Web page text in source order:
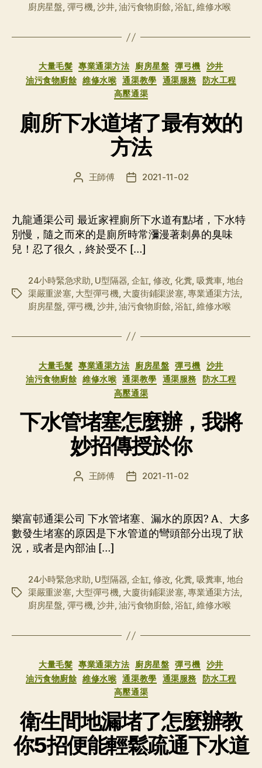
廚房星盤, 彈弓機,沙井,油污食物廚餘,浴缸,維修水喉
分
类
大量毛髮 專業通渠方法 廚房星盤 彈弓機
沙井
油污食物廚餘 維修水喉 通渠教學 通渠服務
防水工程
高壓通渠
廁所下水道堵了最有效的
方法
文
者
王師傅
发
期
2021-11-02
九龍通渠公司 最近家裡廁所下水道有點堵，下水特
別慢，隨之而來的是廁所時常瀰漫著刺鼻的臭味
兒！忍了很久，終於受不 […]
标
24小時緊急求助, U型隔器, 企缸, 修改, 化糞, 吸糞車, 地台
渠嚴重淤塞, 大型彈弓機, 大廈街鋪渠淤塞,專業通渠方法,
廚房星盤, 彈弓機,沙井,油污食物廚餘,浴缸,維修水喉
分
类
大量毛髮 專業通渠方法 廚房星盤 彈弓機
沙井
油污食物廚餘 維修水喉 通渠教學 通渠服務
防水工程
高壓通渠
下水管堵塞怎麼辦，我將
妙招傳授於你
文
者
王師傅
发
期
2021-11-02
樂富邨通渠公司 下水管堵塞、漏水的原因? A、大多
數發生堵塞的原因是下水管道的彎頭部分出現了狀
況，或者是內部油 […]
标
24小時緊急求助, U型隔器, 企缸, 修改, 化糞, 吸糞車, 地台
渠嚴重淤塞, 大型彈弓機, 大廈街鋪渠淤塞,專業通渠方法,
廚房星盤, 彈弓機,沙井,油污食物廚餘,浴缸,維修水喉
分
类
大量毛髮 專業通渠方法 廚房星盤 彈弓機
沙井
油污食物廚餘 維修水喉 通渠教學 通渠服務
防水工程
高壓通渠
衛生間地漏堵了怎麼辦教
你5招便能輕鬆疏通下水道